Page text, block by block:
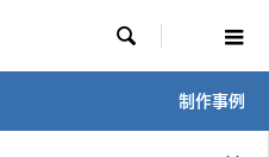

制作事例